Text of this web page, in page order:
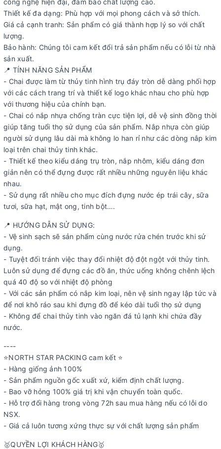
công nghệ hiện đại, đảm bảo chất lượng cao.
Thiết kế đa dạng: Phù hợp với mọi phong cách và sở thích.
Giá cả cạnh tranh: Sản phẩm có giá thành hợp lý so với chất
lượng.
Bảo hành: Chúng tôi cam kết đổi trả sản phẩm nếu có lỗi từ nhà
sản xuất.
📍 TÍNH NĂNG SẢN PHẨM
- Chai được làm từ thủy tinh hình trụ đáy tròn dễ dàng phối hợp
với các cách trang trí và thiết kế logo khác nhau cho phù hợp
với thương hiệu của chính bạn.
- Chai có nắp nhựa chống tràn cực tiện lợi, dễ vệ sinh đồng thời
giúp tăng tuổi thọ sử dụng của sản phẩm. Nắp nhựa còn giúp
người sử dụng lâu dài mà không lo han rỉ như các dòng nắp kim
loại trên chai thủy tinh khác.
- Thiết kế theo kiểu dáng trụ tròn, nắp nhôm, kiểu dáng đơn
giản nên có thể đựng được rất nhiều những nguyên liệu khác
nhau.
- Sử dụng rất nhiều cho mục đích đựng nước ép trái cây, sữa
tươi, sữa hạt, mật ong, tinh bột….
📍 HƯỚNG DẪN SỬ DỤNG:
- Vệ sinh sạch sẽ sản phẩm cùng nước rửa chén trước khi sử
dụng.
- Tuyệt đối tránh việc thay đổi nhiệt độ đột ngột với thủy tinh.
Luôn sử dụng để đựng các đồ ăn, thức uống không chênh lệch
quá 40 độ so với nhiệt độ phòng
- Với các sản phẩm có nắp kim loại, nên vệ sinh ngay lập tức và
để nơi khô ráo sau khi đựng đồ để kéo dài tuổi thọ sử dụng
- Không để chai thủy tinh vào ngăn đá tủ lạnh khi chứa đầy
nước.
----
⭐️NORTH STAR PACKING cam kết ⭐️
- Hàng giống ảnh 100%
- Sản phẩm nguồn gốc xuất xứ, kiểm định chất lượng.
- Bao vỡ hỏng 100% giá trị khi vận chuyển toàn quốc.
- Hỗ trợ đổi hàng trong vòng 72h sau mua hàng nếu có lỗi do
NSX.
- Giá cả luôn tương xứng thực sự với chất lượng sản phẩm
🥇QUYỀN LỢI KHÁCH HÀNG🥇